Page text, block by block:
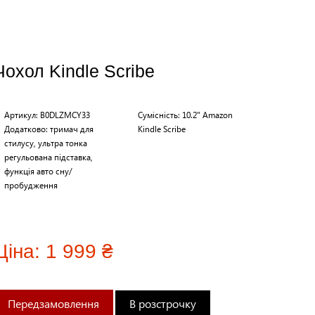
Kindle Scribe
Артикул: B0DLZMCY33
Сумісність: 10.2" Amazon
Kindle Scribe
Додатково: тримач для
стилусу, ультра тонка
регульована підставка,
функція авто сну/
пробудження
1 999 ₴
В розстрочку